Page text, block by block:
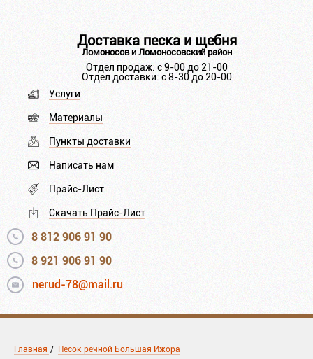
Доставка песка и щебня
Ломоносов и Ломоносовский район
Отдел продаж: с 9-00 до 21-00
Отдел доставки: с 8-30 до 20-00
Услуги
Материалы
Пункты доставки
Написать нам
Прайс-Лист
Скачать Прайс-Лист
8 812 906 91 90
8 921 906 91 90
nerud-78@mail.ru
Главная / Песок речной Большая Ижора